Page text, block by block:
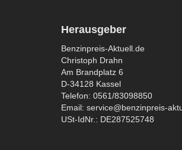
Herausgeber
Benzinpreis-Aktuell.de
Christoph Drahn
Am Brandplatz 6
D-34128 Kassel
Telefon: 0561/83098850
Email: service@benzinpreis-
USt-IdNr.: DE287525748